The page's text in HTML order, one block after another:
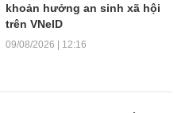
khoản hưởng an sinh xã hội
trên VNeID
09/08/2026 | 12:16